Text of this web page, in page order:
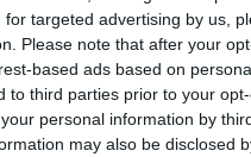
targeted advertising by us,
Please note that after your
based ads based on
to third parties prior to your
personal information by
may also be disclosed